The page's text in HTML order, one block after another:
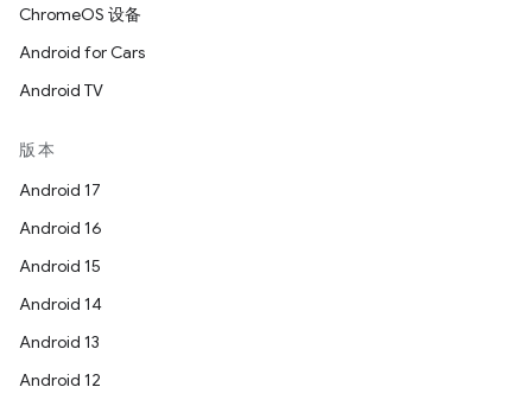
ChromeOS 设备
Android for Cars
Android TV
版本
Android 17
Android 16
Android 15
Android 14
Android 13
Android 12